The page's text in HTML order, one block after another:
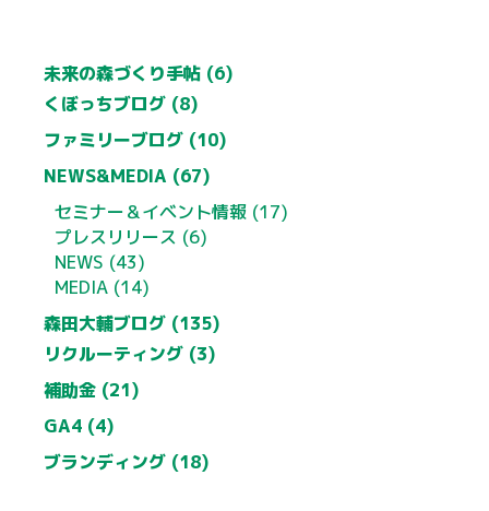
未来の森づくり手帖 (6)
くぼっちブログ (8)
ファミリーブログ (10)
NEWS&MEDIA (67)
セミナー＆イベント情報 (17)
プレスリリース (6)
NEWS (43)
MEDIA (14)
森田大輔ブログ (135)
リクルーティング (3)
補助金 (21)
GA4 (4)
ブランディング (18)